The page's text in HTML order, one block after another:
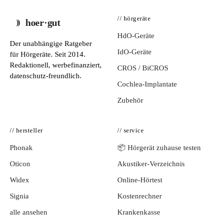
hoer·gut
Der unabhängige Ratgeber
für Hörgeräte. Seit 2014.
Redaktionell, werbefinanziert,
datenschutz-freundlich.
// hörgeräte
HdO-Geräte
IdO-Geräte
CROS / BiCROS
Cochlea-Implantate
Zubehör
// hersteller
Phonak
Oticon
Widex
Signia
alle ansehen
// service
📦 Hörgerät zuhause testen
Akustiker-Verzeichnis
Online-Hörtest
Kostenrechner
Krankenkasse